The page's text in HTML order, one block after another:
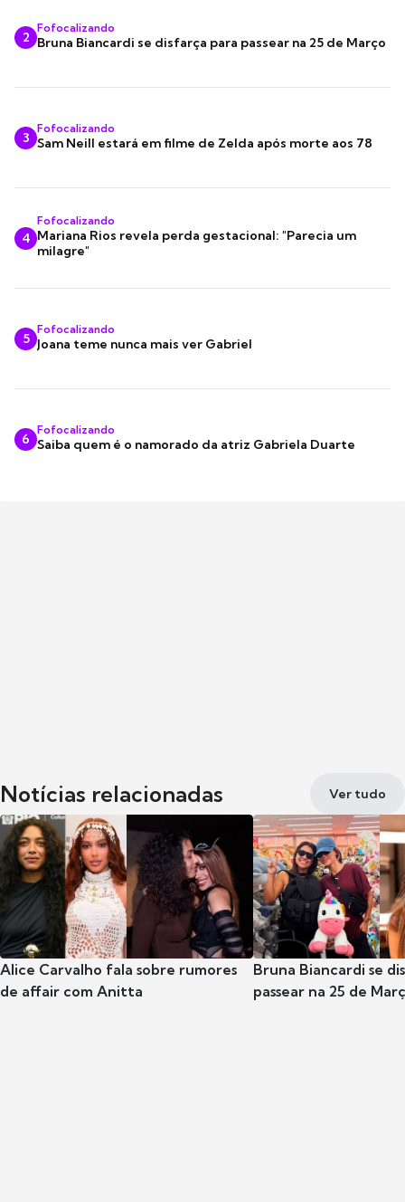
2
Fofocalizando
Bruna Biancardi se disfarça para passear na 25 de Março
3
Fofocalizando
Sam Neill estará em filme de Zelda após morte aos 78
4
Fofocalizando
Mariana Rios revela perda gestacional: "Parecia um
milagre"
5
Fofocalizando
Joana teme nunca mais ver Gabriel
6
Fofocalizando
Saiba quem é o namorado da atriz Gabriela Duarte
Notícias relacionadas Ver tudo
Alice Carvalho fala sobre rumores
de affair com Anitta
Bruna Biancardi se
passear na 25 de